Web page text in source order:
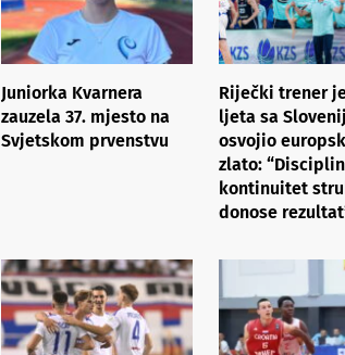
Juniorka Kvarnera
zauzela 37. mjesto na
Svjetskom prvenstvu
Riječki trener
ljeta sa
osvojio
zlato:
kontinuitet
donose